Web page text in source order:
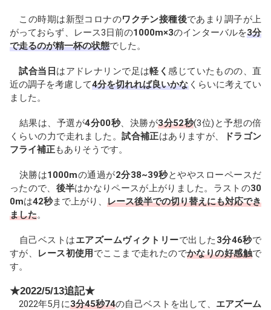
この時期は新型コロナのワクチン接種後であまり調子が上
がっておらず、レース3日前の1000m×3のインターバルを3分
で走るのが精一杯の状態でした。
試合当日 はアドレナリンで足は軽く感じていたものの、直
近の調子を考慮して4分を切れれば良いかなくらいに考えてい
ました。
結果は、予選が4分00秒、決勝が3分52秒(3位)と予想の倍
くらいの力で走れました。試合補正はありますが、
ドラゴン
フライ補正もありそうです。
決勝は1000mの通過が2分38~39秒とややスローペースだ
ったので、 後半はかなりペースが上がりました。ラストの30
0mは42秒まで上がり、 レース後半での切り替えにも対応でき
ました。
自己ベストはエアズームヴィクトリーで出した 3分46秒で
すが、 レース初使用 でここまで走れたのでかなりの好感触で
す。
★2022/5/13追記★
2022年5月に3分45秒74の自己ベストを出して、 エアズーム